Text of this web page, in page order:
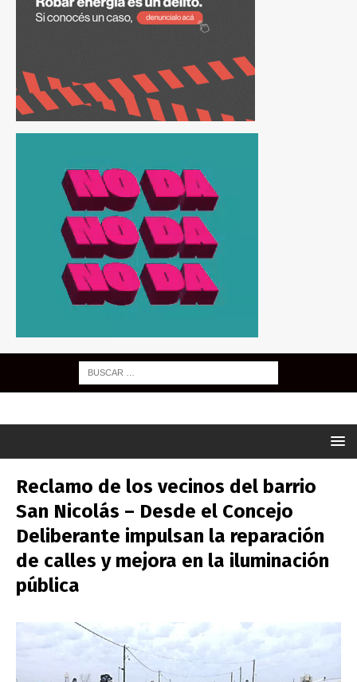
Reclamo de los vecinos del barrio
San Nicolás – Desde el Concejo
Deliberante impulsan la reparación
de calles y mejora en la iluminación
pública